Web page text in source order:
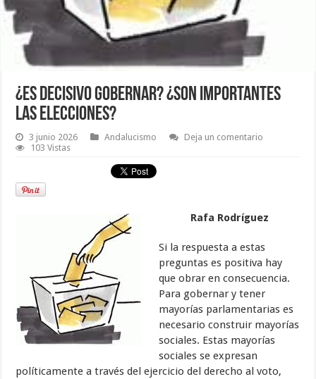
¿Es decisivo gobernar? ¿Son importantes
las elecciones?
3 junio 2026 Andalucismo
Deja un comentario
103 Vistas
Rafa Rodríguez
Si la respuesta a estas
preguntas es positiva hay
que obrar en consecuencia.
Para gobernar y tener
mayorías parlamentarias es
necesario construir mayorías
sociales. Estas mayorías
sociales se expresan
políticamente a través del ejercicio del derecho al voto,